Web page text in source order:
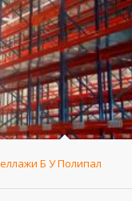
Б У Полипал